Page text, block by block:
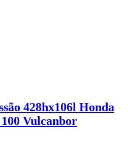
428hx106l Honda
Vulcanbor